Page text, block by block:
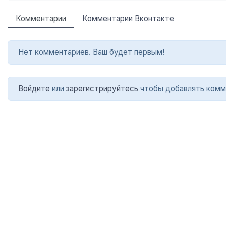
Комментарии Комментарии Вконтакте
Нет комментариев. Ваш будет первым!
Войдите или зарегистрируйтесь чтобы добавлять